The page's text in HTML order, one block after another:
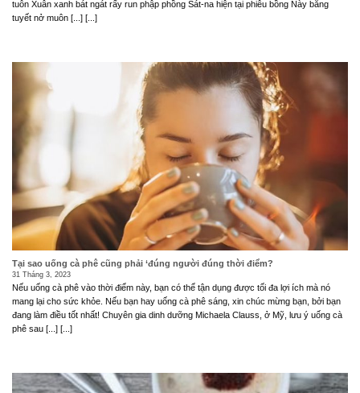
tuôn Xuân xanh bát ngát rẩy run phập phồng Sát-na hiện tại phiêu bồng Này băng
tuyết nở muôn [...] [...]
Tại sao uống cà phê cũng phải ‘đúng người đúng thời điểm?
31 Tháng 3, 2023
Nếu uống cà phê vào thời điểm này, bạn có thể tận dụng được tối đa lợi ích mà nó
mang lại cho sức khỏe. Nếu bạn hay uống cà phê sáng, xin chúc mừng bạn, bởi bạn
đang làm điều tốt nhất! Chuyên gia dinh dưỡng Michaela Clauss, ở Mỹ, lưu ý uống cà
phê sau [...] [...]